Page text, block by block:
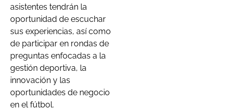
asistentes tendrán la
oportunidad de escuchar
sus experiencias, así como
de participar en rondas de
preguntas enfocadas a la
gestión deportiva, la
innovación y las
oportunidades de negocio
en el fútbol.